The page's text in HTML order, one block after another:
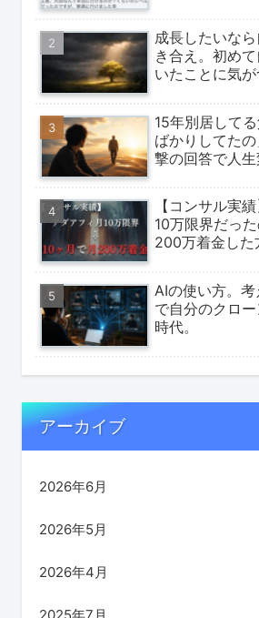
成長したいな
き合え。初め
いたことに気が
15年別居して
ばかりしてた
撃の回答で人
【コンサル実
10万限界だっ
200万着金した
AIの使い方。
で自分のクロ
時代。
アーカイブ
2026年6月
2026年5月
2026年4月